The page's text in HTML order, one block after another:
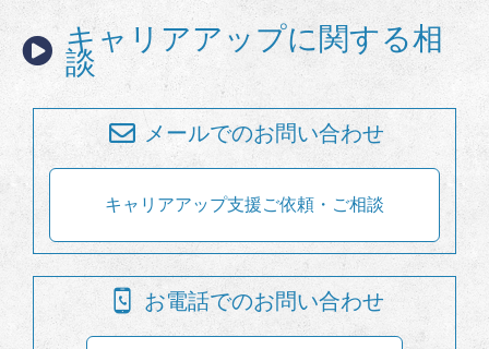
キャリアアップに関する相
談
メールでのお問い合わせ
キャリアアップ支援ご依頼・ご相談
お電話でのお問い合わせ